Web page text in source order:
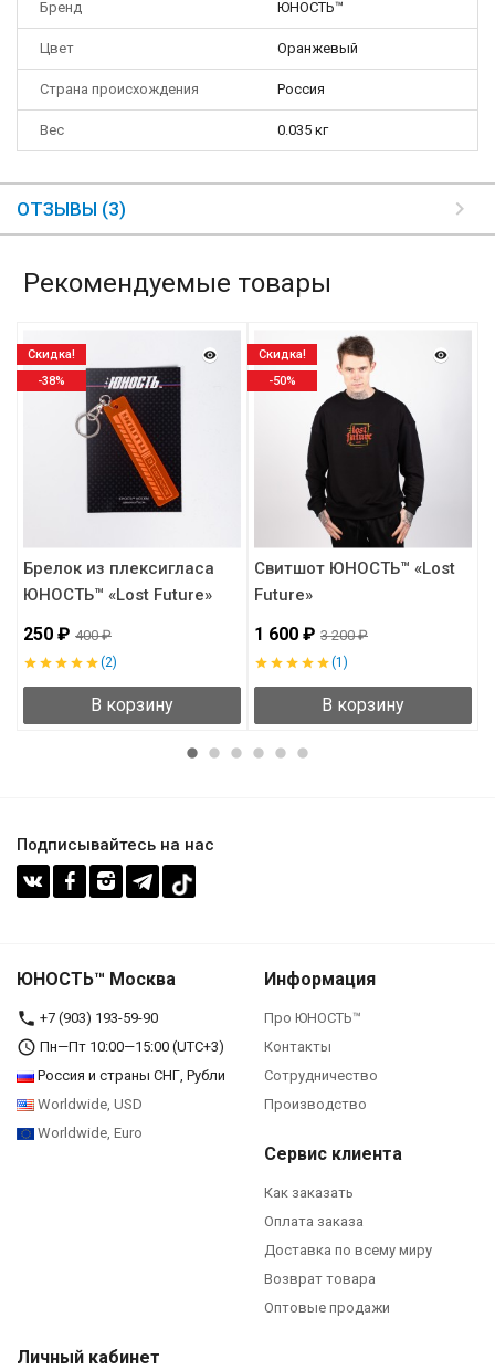
Бренд ЮНОСТЬ™
Цвет Оранжевый
Страна происхождения Россия
Вес 0.035 кг
ОТЗЫВЫ (3)
Рекомендуемые товары
Брелок из плексигласа
ЮНОСТЬ™ «Lost Future»
250 ₽ 400 ₽
(2)
В корзину
Скидка!
-38%
Свитшот ЮНОСТЬ™ «Lost
Future»
1 600 ₽ 3 200 ₽
(1)
В корзину
Скидка!
-50%
Подписывайтесь на нас
ЮНОСТЬ™ Москва
+7 (903) 193-59-90‬
Пн—Пт 10:00—15:00 (UTC+3)
Россия и страны СНГ, Рубли
Worldwide, USD
Worldwide, Euro
Информация
Про ЮНОСТЬ™
Контакты
Сотрудничество
Производство
Сервис клиента
Как заказать
Оплата заказа
Доставка по всему миру
Возврат товара
Оптовые продажи
Личный кабинет